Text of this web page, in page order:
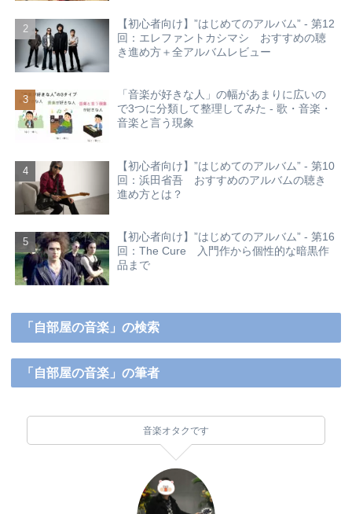
【初心者向け】”はじめてのアルバム” - 第12
回：エレファントカシマシ おすすめの聴
き進め方＋全アルバムレビュー
「音楽が好きな人」の幅があまりに広いの
で3つに分類して整理してみた - 歌・音楽・
音楽と言う現象
【初心者向け】”はじめてのアルバム” - 第10
回：浜田省吾 おすすめのアルバムの聴き
進め方とは？
【初心者向け】”はじめてのアルバム” - 第16
回：The Cure 入門作から個性的な暗黒作
品まで
「自部屋の音楽」の検索
「自部屋の音楽」の筆者
音楽オタクです